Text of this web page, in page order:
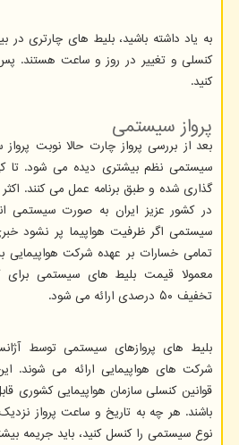
به یاد داشته باشید، بلیط های چارتری در
کنسلی و تغییر در روز و ساعت هستند.
کنید.
پرواز سیستمی
بعد از بررسی پرواز چارت حالا نوبت
سیستمی نظم بیشتری دیده می شود. تا کی
گذاری شده و طبق برنامه عمل می کنند.
در کشور عزیز ایران به صورت سیستمی
سیستمی اگر ظرفیت هواپیما پر نشود
تمامی خسارات بر عهده شرکت هواپیمایی
تخفیف ۵۰ درصدی ارائه می شود.
بلیط های پروازهای سیستمی توسط
شرکت های هواپیمایی ارائه می شوند.
قوانین کنسلی سازمان هواپیمایی کشوری
باشند. هر چه به تاریخ و ساعت پرواز
نوع سیستمی را کنسل کنید، باید جریمه